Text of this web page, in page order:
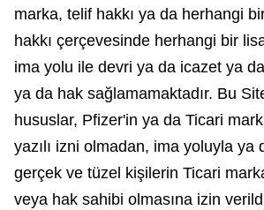
marka, telif hakkı ya da herhangi
hakkı çerçevesinde herhangi bir
ima yolu ile devri ya da icazet ya
ya da hak sağlamamaktadır. Bu
hususlar, Pfizer'in ya da Ticari
yazılı izni olmadan, ima yoluyla ya
gerçek ve tüzel kişilerin Ticari
veya hak sahibi olmasına izin